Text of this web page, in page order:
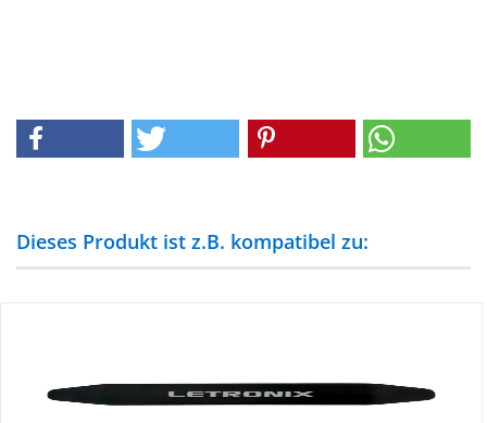
Dieses Produkt ist z.B. kompatibel zu: